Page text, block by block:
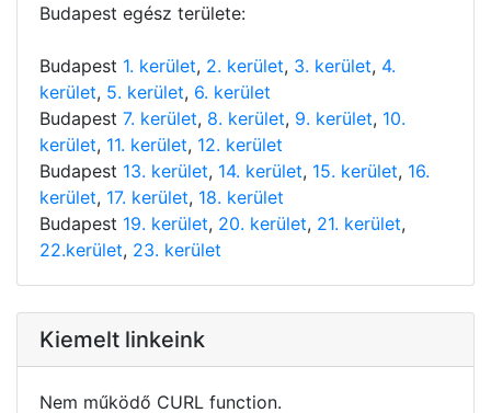
Budapest egész területe:
Budapest 1. kerület, 2. kerület, 3. kerület, 4.
kerület, 5. kerület, 6. kerület
Budapest 7. kerület, 8. kerület, 9. kerület, 10.
kerület, 11. kerület, 12. kerület
Budapest 13. kerület, 14. kerület, 15. kerület, 16.
kerület, 17. kerület, 18. kerület
Budapest 19. kerület, 20. kerület, 21. kerület,
22.kerület, 23. kerület
Kiemelt linkeink
Nem működő CURL function.